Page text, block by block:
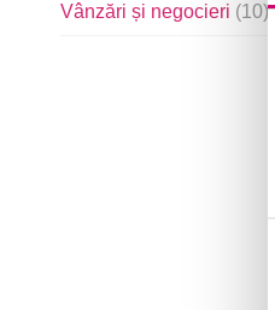
Vânzări și negocieri (10)